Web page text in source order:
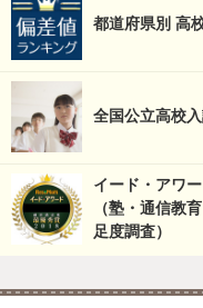
都道府県別 高
全国公立高校
イード・アワ
（塾・通信教
足度調査）